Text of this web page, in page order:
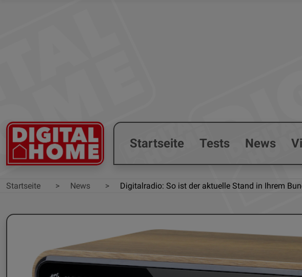
Startseite Tests News
Startseite News Digitalradio: So ist der aktuelle Stand in Ihrem